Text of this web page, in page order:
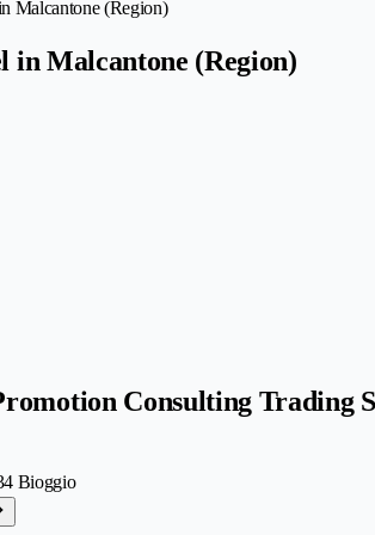
Malcantone (Region)
in Malcantone (Region)
Consulting Trading
Bioggio